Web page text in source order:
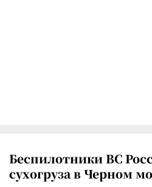
Беспилотники ВС
сухогруза в Черном